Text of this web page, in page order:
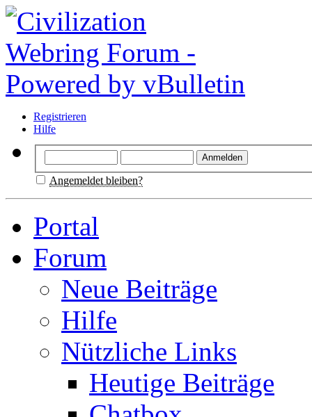
Registrieren
Hilfe
Angemeldet bleiben?
Portal
Forum
Neue Beiträge
Hilfe
Nützliche Links
Heutige Beiträge